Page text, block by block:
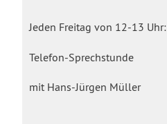
Jeden Freitag von 12-13 Uhr:
Telefon-Sprechstunde
mit Hans-Jürgen Müller